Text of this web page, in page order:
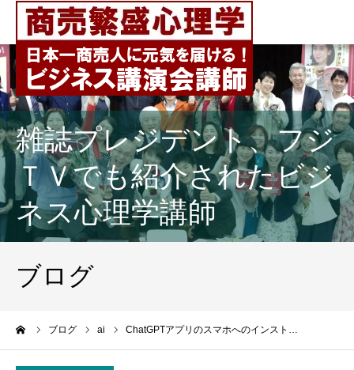
雑誌プレジデント、フジ
ＴＶでも紹介されたビジ
ネス心理学講師
ブログ
ブログ ai ChatGPTアプリのスマホへのインスト…